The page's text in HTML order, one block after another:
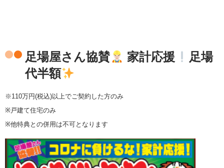
足場屋さん協賛 家計応援
足場
代半額
※110万円(税込)以上でご契約した方のみ
※戸建て住宅のみ
※他特典との併用は不可となります